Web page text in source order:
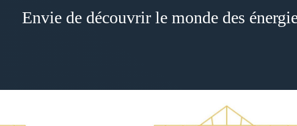
Envie de découvrir le monde des